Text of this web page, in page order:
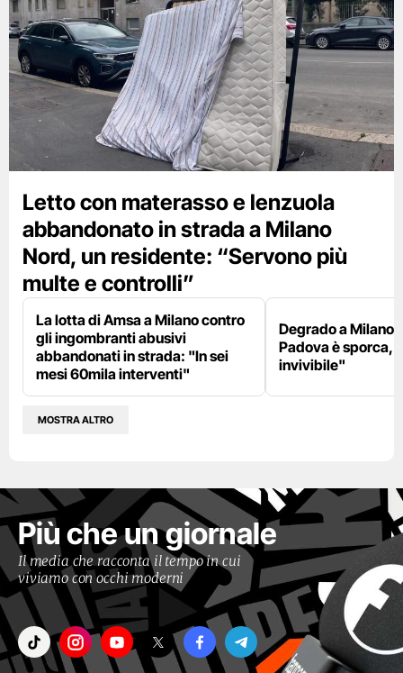
Letto con materasso e lenzuola
abbandonato in strada a Milano
Nord, un residente: “Servono più
multe e controlli”
La lotta di Amsa a Milano contro
gli ingombranti abusivi
abbandonati in strada: "In sei
mesi 60mila interventi"
Degrado a Milano
Padova è sporca,
invivibile"
MOSTRA ALTRO
Più che un giornale
Il media che racconta il tempo in cui
viviamo con occhi moderni